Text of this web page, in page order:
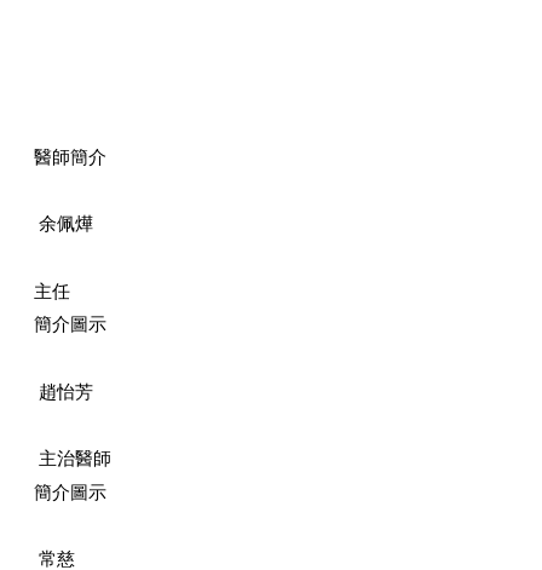
醫師簡介
余佩燁
主任
簡介圖示
趙怡芳
主治醫師
簡介圖示
常慈